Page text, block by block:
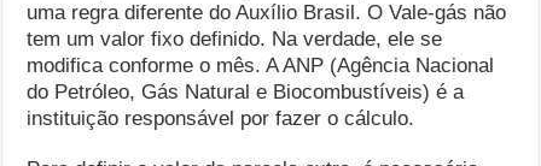
uma regra diferente do Auxílio Brasil. O Vale-gás não
tem um valor fixo definido. Na verdade, ele se
modifica conforme o mês. A ANP (Agência Nacional
do Petróleo, Gás Natural e Biocombustíveis) é a
instituição responsável por fazer o cálculo.